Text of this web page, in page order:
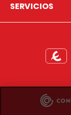
SERVICIOS